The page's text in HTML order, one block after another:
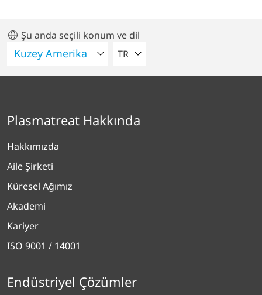
Şu anda seçili konum ve dil
LÜTFEN BIR DIL SEÇIN
TR
Plasmatreat Hakkında
Hakkımızda
Aile Şirketi
Küresel Ağımız
Akademi
Kariyer
ISO 9001 / 14001
Endüstriyel Çözümler